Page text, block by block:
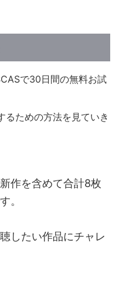
で30日間の無料お試
るための方法を見ていき
作を含めて合計8枚
。
したい作品にチャレ